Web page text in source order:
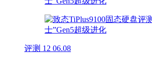
评测 12 06.08